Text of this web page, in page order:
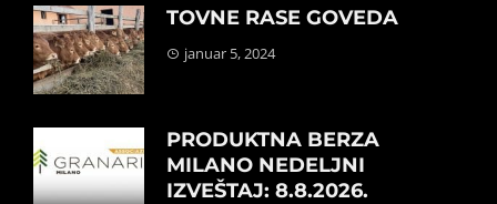
TOVNE RASE GOVEDA
januar 5, 2024
PRODUKTNA BERZA
MILANO NEDELJNI
IZVEŠTAJ: 8.8.2026.